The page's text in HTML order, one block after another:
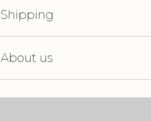
Shipping
About us